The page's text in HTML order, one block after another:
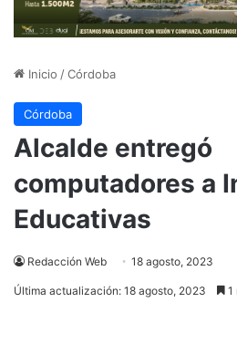
Inicio /Córdoba
Córdoba
Alcalde entregó
computadores a
Educativas
Redacción Web 18 agosto, 2023
Última actualización: 18 agosto, 2023 1